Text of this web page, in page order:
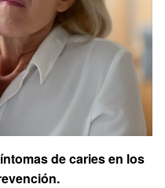
de caries en los